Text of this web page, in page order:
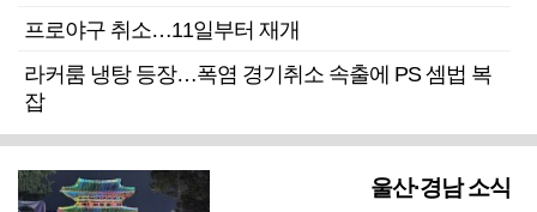
프로야구 취소…11일부터 재개
라커룸 냉탕 등장…폭염 경기취소 속출에 PS 셈법 복
잡
울산·경남 소식